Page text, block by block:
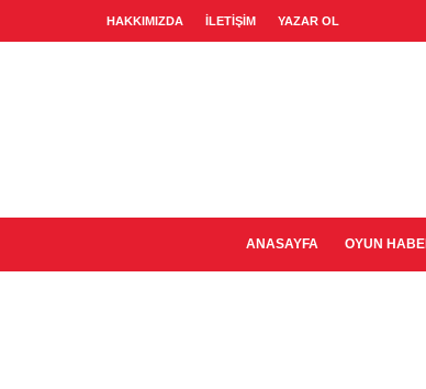
HAKKIMIZDA İLETIŞIM YAZAR OL
ANASAYFA OYUN